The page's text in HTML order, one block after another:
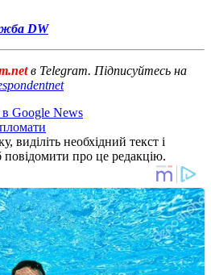
DW
в Telegram. Підписуйтесь на
Google News
необхідний текст і
про це редакцію.